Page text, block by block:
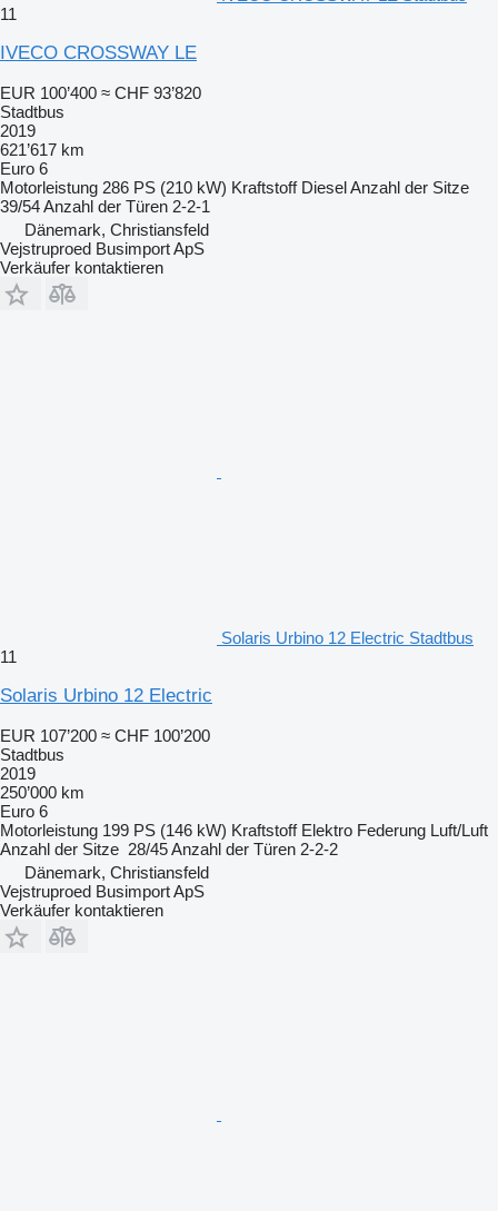
11
IVECO CROSSWAY LE
EUR 100’400 ≈ CHF 93’820
Stadtbus
2019
621’617 km
Euro 6
Motorleistung 286 PS (210 kW) Kraftstoff DieselAnzahl der Sitze
39/54Anzahl der Türen 2-2-1
Dänemark, Christiansfeld
Vejstruproed Busimport ApS
Verkäufer kontaktieren
Solaris Urbino 12 Electric Stadtbus
11
Solaris Urbino 12 Electric
EUR 107’200 ≈ CHF 100’200
Stadtbus
2019
250’000 km
Euro 6
Motorleistung 199 PS (146 kW) Kraftstoff Elektro Federung Luft/Luft
Anzahl der Sitze 28/45Anzahl der Türen 2-2-2
Dänemark, Christiansfeld
Vejstruproed Busimport ApS
Verkäufer kontaktieren